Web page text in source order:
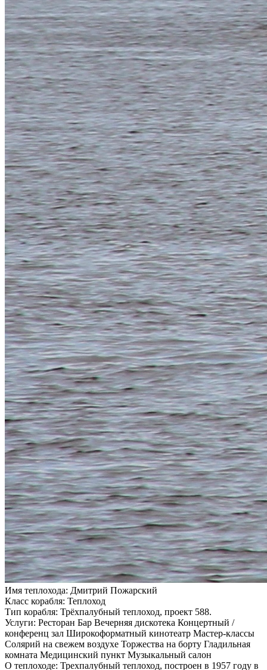
Имя теплохода: Дмитрий Пожарский
Класс корабля: Теплоход
Тип корабля: Трёхпалубный теплоход, проект 588.
Услуги: Ресторан Бар Вечерняя дискотека Концертный /
конференц зал Широкоформатный кинотеатр Мастер-классы
Солярий на свежем воздухе Торжества на борту Гладильная
комната Медицинский пункт Музыкальный салон
О теплоходе: Трехпалубный теплоход, построен в 1957 году в